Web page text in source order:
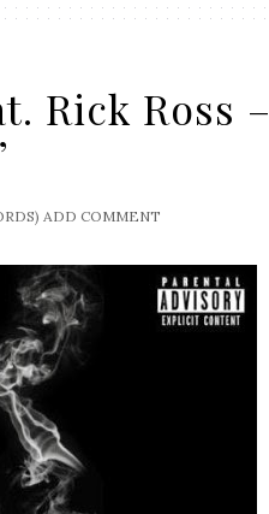
Rick Ross
ADD COMMENT